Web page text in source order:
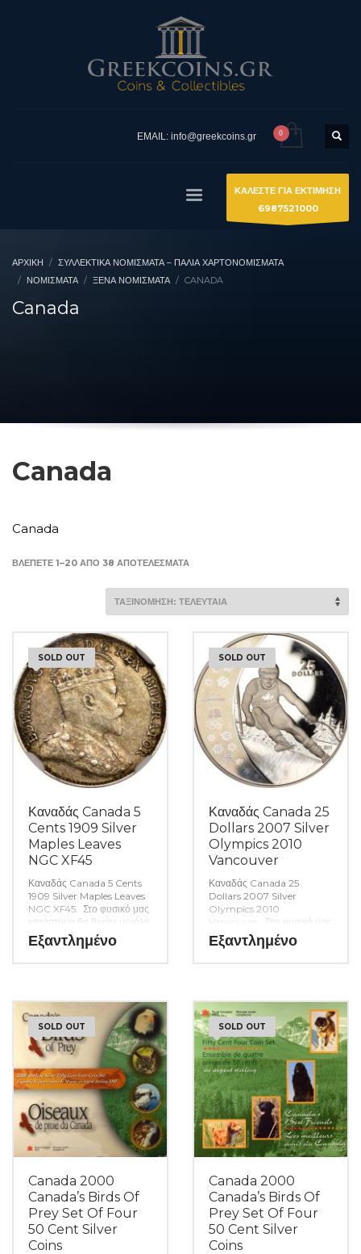
EMAIL: info@greekcoins.gr
ΚΑΛΕΣΤΕ ΓΙΑ ΕΚΤΙΜΗΣΗ
6987521000
ΑΡΧΙΚΉ
ΣΥΛΛΕΚΤΙΚΆ ΝΟΜΊΣΜΑΤΑ – ΠΑΛΙΆ ΧΑΡΤΟΝΟΜΊΣΜΑΤΑ
ΝΟΜΙΣΜΑΤΑ
ΞΈΝΑ ΝΟΜΊΣΜΑΤΑ CANADA
Canada
Canada
Canada
ΒΛΈΠΕΤΕ 1–20 ΑΠΌ 38 ΑΠΟΤΕΛΈΣΜΑΤΑ
LATEST
SOLD OUT
Καναδάς Canada 5
Cents 1909 Silver
Maples Leaves
NGC XF45
Καναδάς Canada 5 Cents
1909 Silver Maples Leaves
NGC XF45. Στο φυσικό μας
κατάστημα θα βρείτε μεγάλη
ποικιλία ελληνικών και ξένων
νομισμάτων και
σας. (Κωδ. 9977)
Εξαντλημένο
SOLD OUT
Καναδάς Canada 25
Dollars 2007 Silver
Olympics 2010
Vancouver
Καναδάς Canada 25
Dollars 2007 Silver
Olympics 2010
Vancouver. Στο φυσικό μας
κατάστημα θα βρείτε μεγάλη
ποικιλία ελληνικών και ξένων
αναλώσιμα για την συλλογή
σας. (Κωδ. 8802)
Εξαντλημένο
SOLD OUT
Canada 2000
Canada’s Birds Of
Prey Set Of Four
50 Cent Silver
Coins
SOLD OUT
Canada 2000
Canada’s Birds Of
Prey Set Of Four
50 Cent Silver
Coins